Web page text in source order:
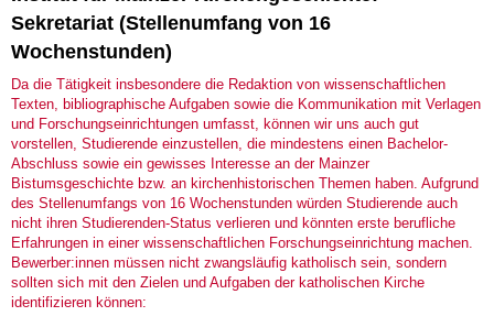
Sekretariat (Stellenumfang von 16
Wochenstunden)
Da die Tätigkeit insbesondere die Redaktion von wissenschaftlichen
Texten, bibliographische Aufgaben sowie die Kommunikation mit Verlagen
und Forschungseinrichtungen umfasst, können wir uns auch gut
vorstellen, Studierende einzustellen, die mindestens einen Bachelor-
Abschluss sowie ein gewisses Interesse an der Mainzer
Bistumsgeschichte bzw. an kirchenhistorischen Themen haben. Aufgrund
des Stellenumfangs von 16 Wochenstunden würden Studierende auch
nicht ihren Studierenden-Status verlieren und könnten erste berufliche
Erfahrungen in einer wissenschaftlichen Forschungseinrichtung machen.
Bewerber:innen müssen nicht zwangsläufig katholisch sein, sondern
sollten sich mit den Zielen und Aufgaben der katholischen Kirche
identifizieren können: